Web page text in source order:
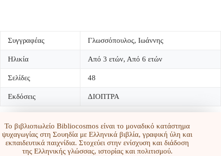
Συγγραφέας Γλωσσόπουλος, Ιωάννης
Ηλικία Από 3 ετών, Από 6 ετών
Σελίδες 48
Εκδόσεις ΔΙΟΠΤΡΑ
Το βιβλιοπωλείο Bibliocosmos είναι το μοναδικό κατάστημα
ψυχαγωγίας στη Σουηδία με Ελληνικά βιβλία, γραφική ύλη και
εκπαιδευτικά παιχνίδια. Στοχεύει στην ενίσχυση και διάδοση
της Ελληνικής γλώσσας, ιστορίας και πολιτισμού.